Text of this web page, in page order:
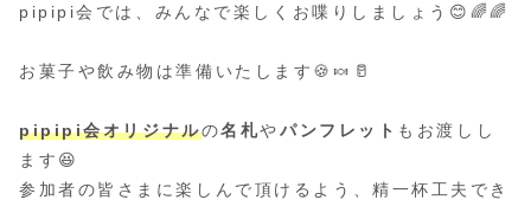
pipipi会では、みんなで楽しくお喋りしましょう😊🌈🌈
お菓子や飲み物は準備いたします🍪🍬🥛
pipipi会オリジナルの名札やパンフレット もお渡しし
ます😆
参加者の皆さまに楽しんで頂けるよう、精一杯工夫でき